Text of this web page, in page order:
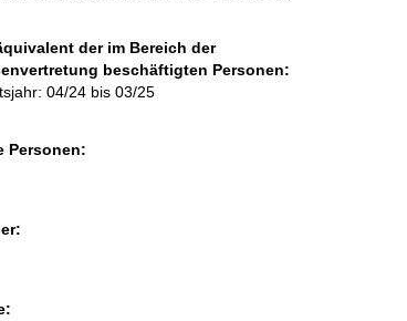
der im Bereich der
beschäftigten Personen:
04/24 bis 03/25
Personen: